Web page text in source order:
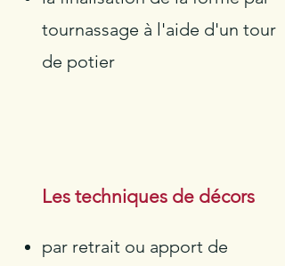
tournassage à l'aide d'un tour
de potier
Les techniques de décors
par retrait ou apport de